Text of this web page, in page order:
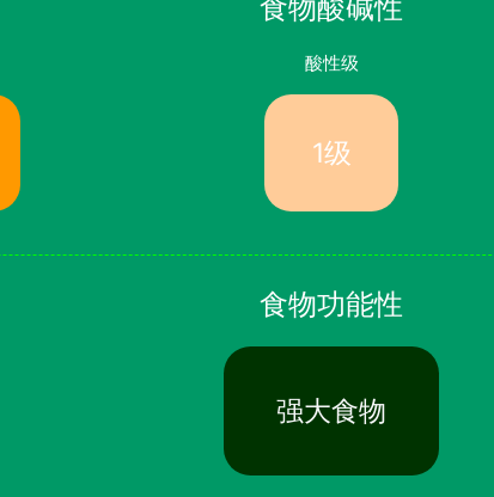
食物酸碱性
酸性级
1级
食物功能性
强大食物